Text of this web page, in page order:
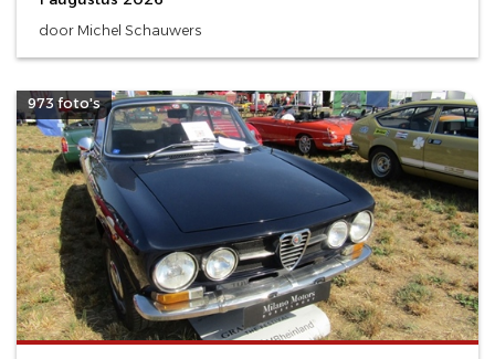
door Michel Schauwers
973 foto's